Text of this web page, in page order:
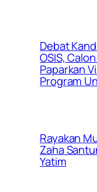
Debat
OSIS,
Paparkan
Program
Rayakan
Zaha
Yatim